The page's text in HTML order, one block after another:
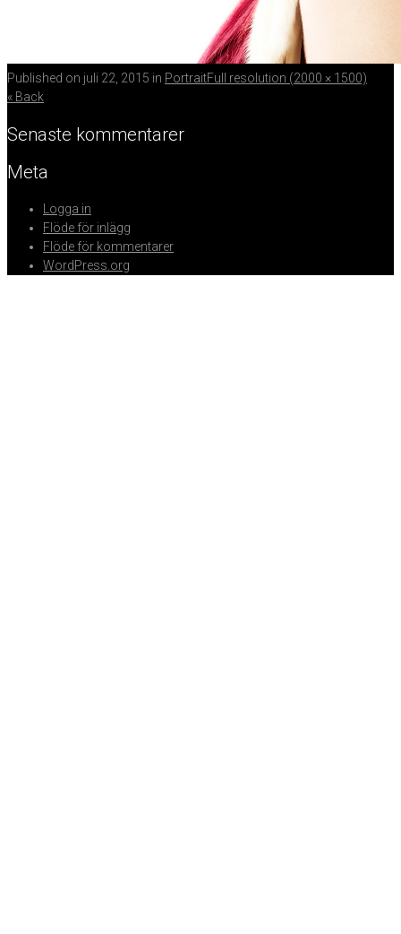
Published on juli 22, 2015 in PortraitFull resolution (2000 × 1500)
« Back
Senaste kommentarer
Meta
Logga in
Flöde för inlägg
Flöde för kommentarer
WordPress.org